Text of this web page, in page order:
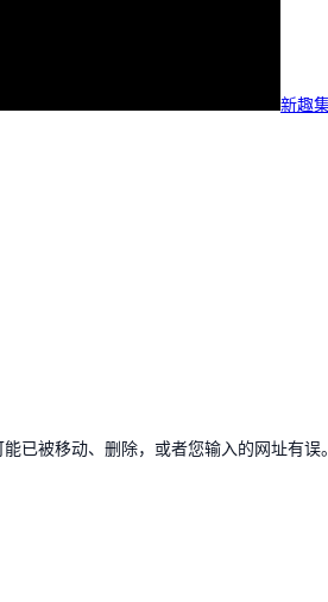
新趣
已被移动、删除，或者您输入的网址有误。